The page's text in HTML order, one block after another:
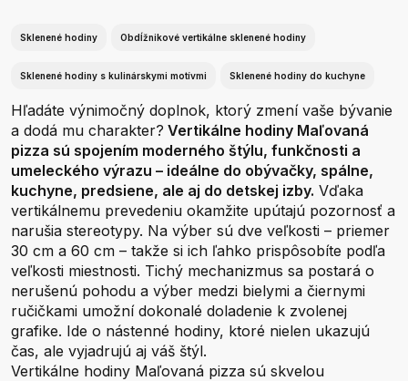
Sklenené hodiny Obdĺžnikové vertikálne sklenené hodiny
Sklenené hodiny s kulinárskymi motívmi Sklenené hodiny do kuchyne
Hľadáte výnimočný doplnok, ktorý zmení vaše bývanie
a dodá mu charakter? Vertikálne hodiny Maľovaná
pizza sú spojením moderného štýlu, funkčnosti a
umeleckého výrazu – ideálne do obývačky, spálne,
kuchyne, predsiene, ale aj do detskej izby. Vďaka
vertikálnemu prevedeniu okamžite upútajú pozornosť a
narušia stereotypy. Na výber sú dve veľkosti – priemer
30 cm a 60 cm – takže si ich ľahko prispôsobíte podľa
veľkosti miestnosti. Tichý mechanizmus sa postará o
nerušenú pohodu a výber medzi bielymi a čiernymi
ručičkami umožní dokonalé doladenie k zvolenej
grafike. Ide o nástenné hodiny, ktoré nielen ukazujú
čas, ale vyjadrujú aj váš štýl.
Vertikálne hodiny Maľovaná pizza sú skvelou